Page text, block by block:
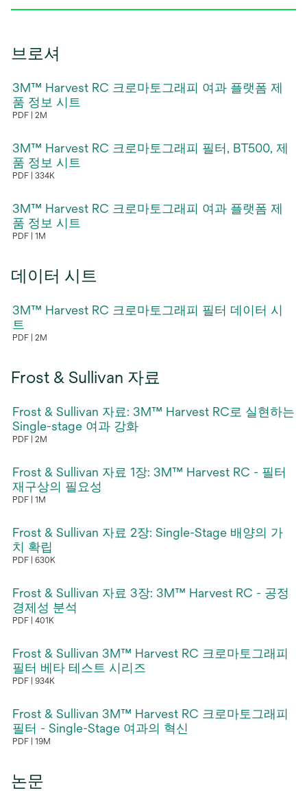
브로셔
3M™ Harvest RC 크로마토그래피 여과 플랫폼 제
품 정보 시트
PDF 2M
탭
에
서
림
3M™ Harvest RC 크로마토그래피 필터, BT500, 제
품 정보 시트
PDF 334K
탭
에
서
림
3M™ Harvest RC 크로마토그래피 여과 플랫폼 제
품 정보 시트
PDF 1M
에
열
림
데이터 시트
3M™ Harvest RC 크로마토그래피 필터 데이터 시
트
PDF 2M
에
열
림
Frost & Sullivan 자료
Frost & Sullivan 자료: 3M™ Harvest RC로 실현하는
Single-stage 여과 강화
PDF 2M
탭
에
서
림
Frost & Sullivan 자료 1장: 3M™ Harvest RC - 필터
재구상의 필요성
PDF 1M
탭
에
서
림
Frost & Sullivan 자료 2장: Single-Stage 배양의 가
치 확립
PDF 630K
탭
에
서
림
Frost & Sullivan 자료 3장: 3M™ Harvest RC - 공정
경제성 분석
PDF 401K
탭
에
서
림
Frost & Sullivan 3M™ Harvest RC 크로마토그래피
필터 베타 테스트 시리즈
PDF 934K
탭
에
서
림
Frost & Sullivan 3M™ Harvest RC 크로마토그래피
필터 - Single-Stage 여과의 혁신
PDF 19M
에
논문